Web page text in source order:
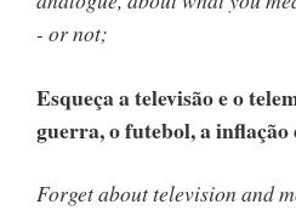
- or not;
Esqueça a televisão e o
guerra, o futebol, a inflação
Forget about television and